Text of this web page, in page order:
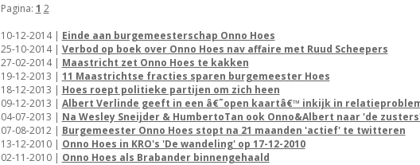
Pagina: 1 2
10-12-2014 | Einde aan burgemeesterschap Onno Hoes
25-10-2014 | Verbod op boek over Onno Hoes nav affaire met Ruud Scheepers
27-02-2014 | Maastricht zet Onno Hoes te kakken
19-12-2013 | 11 Maastrichtse fracties sparen burgemeester Hoes
18-12-2013 | Hoes roept politieke partijen om zich heen
09-12-2013 | Albert Verlinde geeft in een â€˜open kaartâ€™ inkijk in
04-07-2013 | Na Wesley Sneijder & HumbertoTan ook Onno&Albert naar 'de
07-08-2012 | Burgemeester Onno Hoes stopt na 21 maanden 'actief' te twitteren
13-12-2010 | Onno Hoes in KRO's 'De wandeling' op 17-12-2010
02-11-2010 | Onno Hoes als Brabander binnengehaald